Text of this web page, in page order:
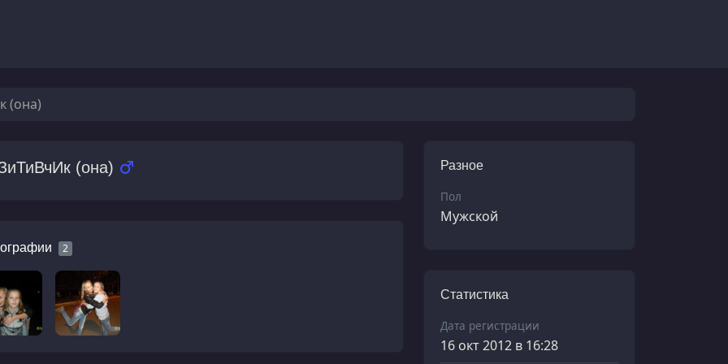
(она)
(она)
2
Разное
Пол
Мужской
Статистика
Дата регистрации
16 окт 2012 в 16:28